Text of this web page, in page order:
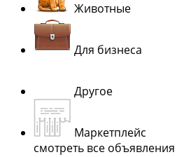
Животные
Для бизнеса
Другое
Маркетплейс
смотреть все объявления